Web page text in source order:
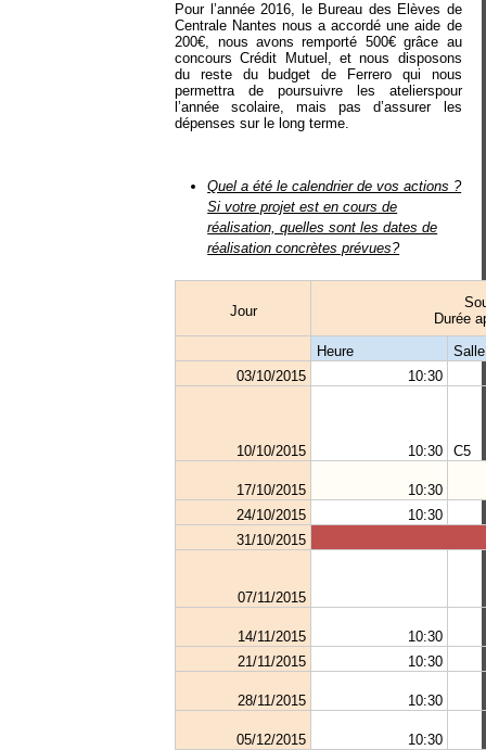
Pour l’année 2016, le Bureau des Elèves de
Centrale Nantes nous a accordé une aide de
200€, nous avons remporté 500€ grâce au
concours Crédit Mutuel, et nous disposons
du reste du budget de Ferrero qui nous
permettra de poursuivre les atelierspour
l’année scolaire, mais pas d’assurer les
dépenses sur le long terme.
Quel a été le calendrier de vos actions ?
Si votre projet est en cours de
réalisation, quelles sont les dates de
réalisation concrètes prévues?
Jour
Durée
Heure
Salle
03/10/2015
10:30
10/10/2015 10:30 C5
17/10/2015
10:30
24/10/2015
10:30
31/10/2015
07/11/2015
14/11/2015
10:30
21/11/2015
10:30
28/11/2015 10:30
05/12/2015
10:30